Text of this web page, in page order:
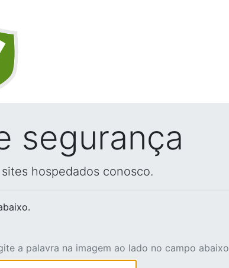
segurança
hospedados conosco.
a palavra na imagem ao lado no campo abaixo